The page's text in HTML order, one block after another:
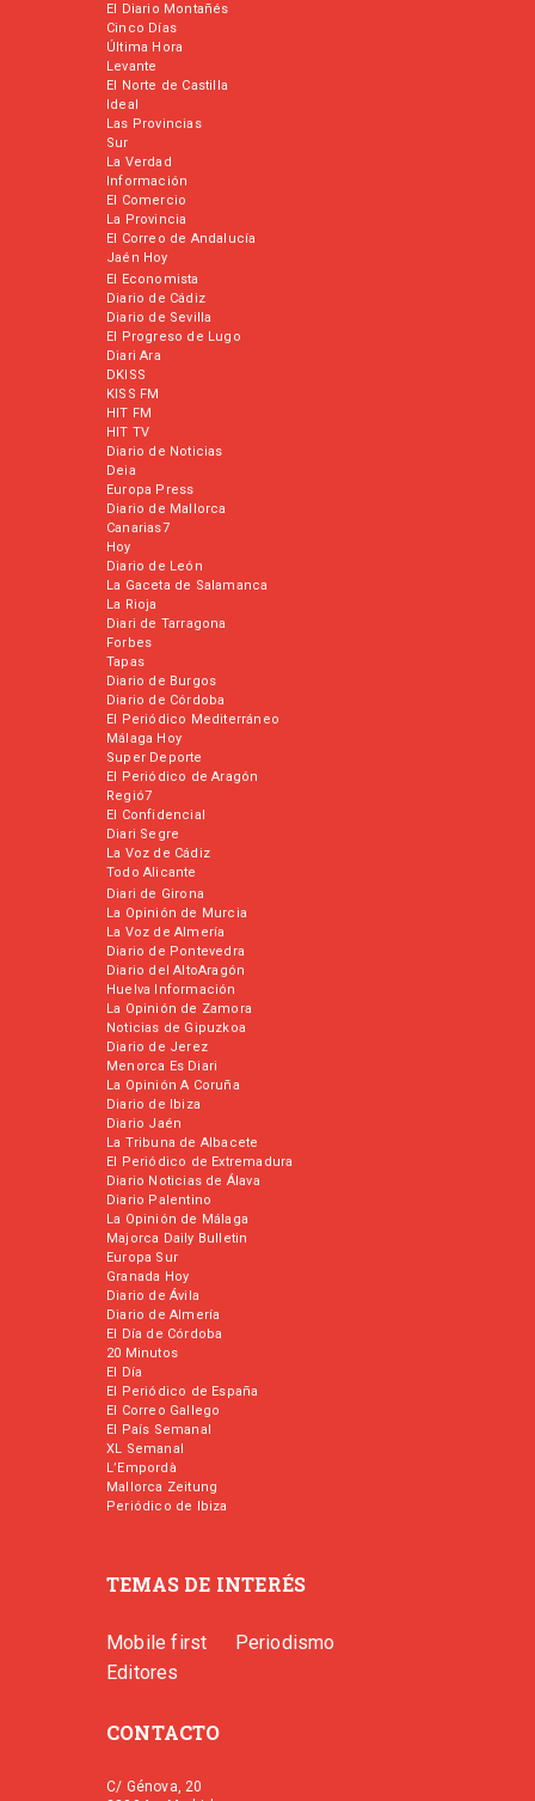
El Diario Montañés
Cinco Días
Última Hora
Levante
El Norte de Castilla
Ideal
Las Provincias
Sur
La Verdad
Información
El Comercio
La Provincia
El Correo de Andalucía
Jaén Hoy
El Economista
Diario de Cádiz
Diario de Sevilla
El Progreso de Lugo
Diari Ara
DKISS
KISS FM
HIT FM
HIT TV
Diario de Noticias
Deia
Europa Press
Diario de Mallorca
Canarias7
Hoy
Diario de León
La Gaceta de Salamanca
La Rioja
Diari de Tarragona
Forbes
Tapas
Diario de Burgos
Diario de Córdoba
El Periódico Mediterráneo
Málaga Hoy
Super Deporte
El Periódico de Aragón
Regió7
El Confidencial
Diari Segre
La Voz de Cádiz
Todo Alicante
Diari de Girona
La Opinión de Murcia
La Voz de Almería
Diario de Pontevedra
Diario del AltoAragón
Huelva Información
La Opinión de Zamora
Noticias de Gipuzkoa
Diario de Jerez
Menorca Es Diari
La Opinión A Coruña
Diario de Ibiza
Diario Jaén
La Tribuna de Albacete
El Periódico de Extremadura
Diario Noticias de Álava
Diario Palentino
La Opinión de Málaga
Majorca Daily Bulletin
Europa Sur
Granada Hoy
Diario de Ávila
Diario de Almería
El Día de Córdoba
20 Minutos
El Día
El Periódico de España
El Correo Gallego
El País Semanal
XL Semanal
L’Empordà
Mallorca Zeitung
Periódico de Ibiza
TEMAS DE INTERÉS
Mobile first
Periodismo
Editores
CONTACTO
C/ Génova, 20